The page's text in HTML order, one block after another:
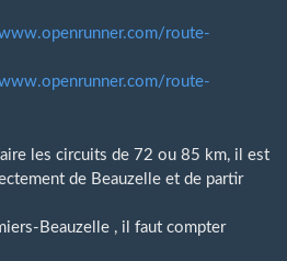
route-
route-
les circuits de 72 ou 85 km, il est
de Beauzelle et de partir
Beauzelle , il faut compter